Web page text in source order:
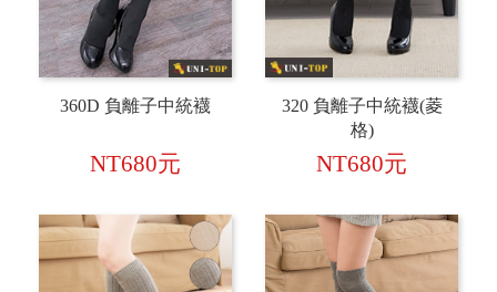
360D 負離子中統襪
NT680元
320 負離子中統襪(菱
格)
NT680元